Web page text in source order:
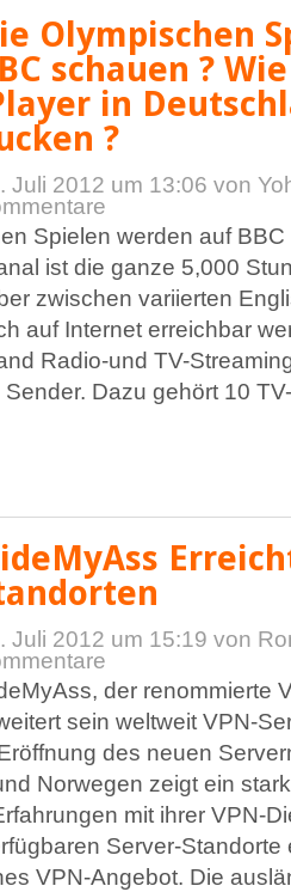
Olympischen
schauen ?
in
?
Juli 2012 um 13:06 von
Spielen werden auf
ist die ganze 5,000
zwischen variierten
auf Internet erreichbar
Radio-und TV-
Dazu gehört 10
Juli 2012 um 15:19 von
der renommierte
sein weltweit VPN-
des neuen
Norwegen zeigt ein
mit ihrer VPN-
Server-Standorte
VPN-Angebot. Die